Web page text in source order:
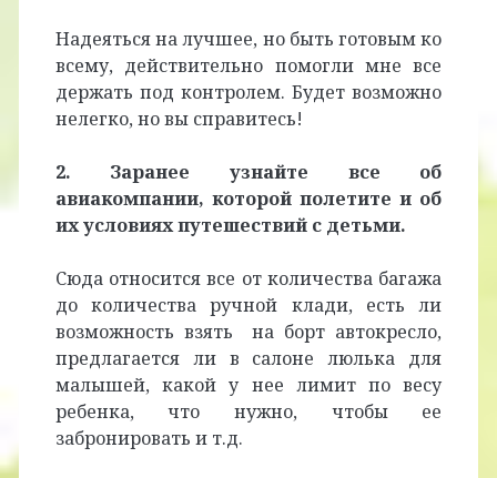
Надеяться на лучшее, но быть готовым ко
всему, действительно помогли мне все
держать под контролем. Будет возможно
нелегко, но вы справитесь!
2. Заранее узнайте все об
авиакомпании, которой полетите и об
их условиях путешествий с детьми.
Сюда относится все от количества багажа
до количества ручной клади, есть ли
возможность взять на борт автокресло,
предлагается ли в салоне люлька для
малышей, какой у нее лимит по весу
ребенка, что нужно, чтобы ее
забронировать и т.д.